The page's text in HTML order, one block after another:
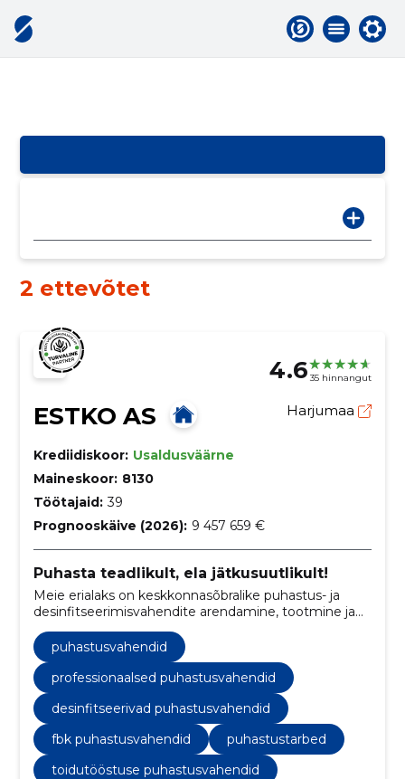
2 ettevõtet
4.6 35 hinnangut
ESTKO AS Harjumaa
Krediidiskoor: Usaldusväärne
Maineskoor: 8130
Töötajaid: 39
Prognooskäive (2026): 9 457 659 €
Puhasta teadlikult, ela jätkusuutlikult!
Meie erialaks on keskkonnasõbralike puhastus- ja
desinfitseerimisvahendite arendamine, tootmine ja
müük.
puhastusvahendid
professionaalsed puhastusvahendid
desinfitseerivad puhastusvahendid
fbk puhastusvahendid
puhastustarbed
toidutööstuse puhastusvahendid